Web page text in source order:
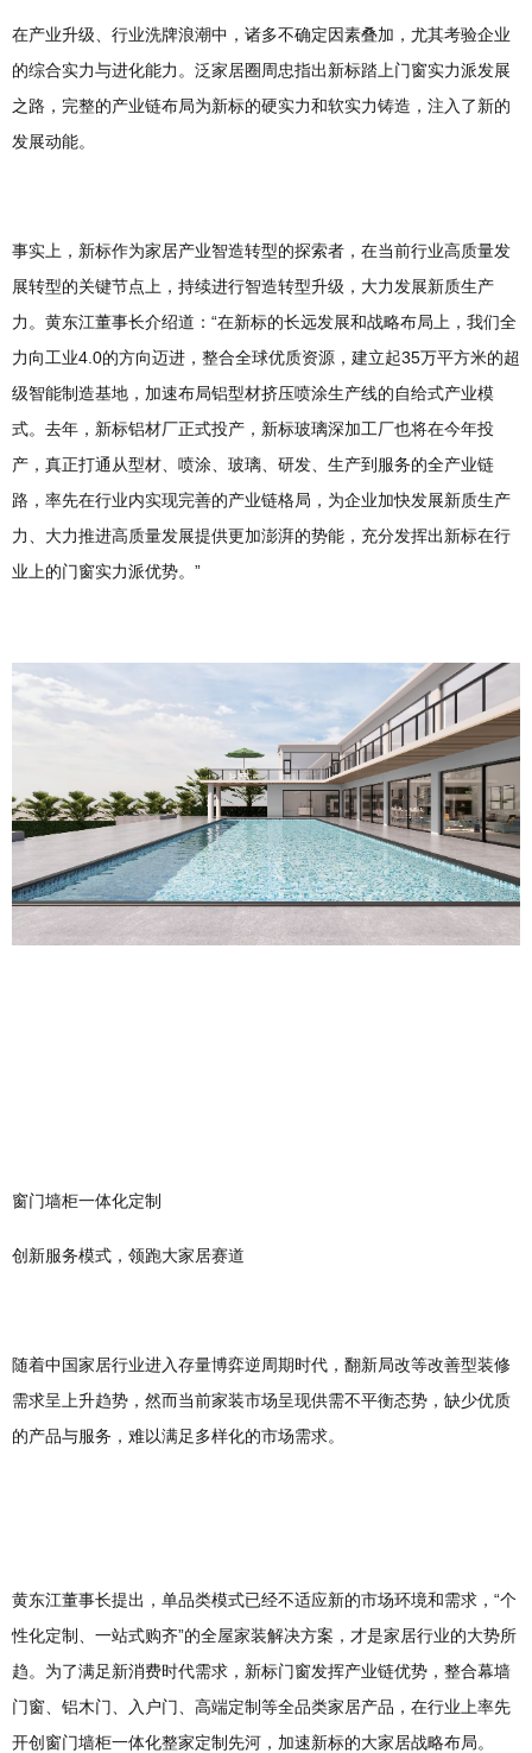
在产业升级、行业洗牌浪潮中，诸多不确定因素叠加，尤其考验企业
的综合实力与进化能力。泛家居圈周忠指出新标踏上门窗实力派发展
之路，完整的产业链布局为新标的硬实力和软实力铸造，注入了新的
发展动能。
事实上，新标作为家居产业智造转型的探索者，在当前行业高质量发
展转型的关键节点上，持续进行智造转型升级，大力发展新质生产
力。黄东江董事长介绍道：“在新标的长远发展和战略布局上，我们全
力向工业4.0的方向迈进，整合全球优质资源，建立起35万平方米的超
级智能制造基地，加速布局铝型材挤压喷涂生产线的自给式产业模
式。去年，新标铝材厂正式投产，新标玻璃深加工厂也将在今年投
产，真正打通从型材、喷涂、玻璃、研发、生产到服务的全产业链
路，率先在行业内实现完善的产业链格局，为企业加快发展新质生产
力、大力推进高质量发展提供更加澎湃的势能，充分发挥出新标在行
业上的门窗实力派优势。”
窗门墙柜一体化定制
创新服务模式，领跑大家居赛道
随着中国家居行业进入存量博弈逆周期时代，翻新局改等改善型装修
需求呈上升趋势，然而当前家装市场呈现供需不平衡态势，缺少优质
的产品与服务，难以满足多样化的市场需求。
黄东江董事长提出，单品类模式已经不适应新的市场环境和需求，“个
性化定制、一站式购齐”的全屋家装解决方案，才是家居行业的大势所
趋。为了满足新消费时代需求，新标门窗发挥产业链优势，整合幕墙
门窗、铝木门、入户门、高端定制等全品类家居产品，在行业上率先
开创窗门墙柜一体化整家定制先河，加速新标的大家居战略布局。